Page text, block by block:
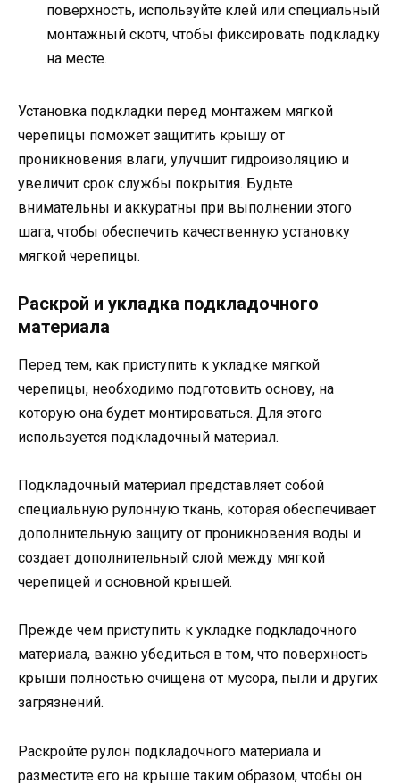
поверхность, используйте клей или специальный
монтажный скотч, чтобы фиксировать подкладку
на месте.
Установка подкладки перед монтажем мягкой
черепицы поможет защитить крышу от
проникновения влаги, улучшит гидроизоляцию и
увеличит срок службы покрытия. Будьте
внимательны и аккуратны при выполнении этого
шага, чтобы обеспечить качественную установку
мягкой черепицы.
Раскрой и укладка подкладочного
материала
Перед тем, как приступить к укладке мягкой
черепицы, необходимо подготовить основу, на
которую она будет монтироваться. Для этого
используется подкладочный материал.
Подкладочный материал представляет собой
специальную рулонную ткань, которая обеспечивает
дополнительную защиту от проникновения воды и
создает дополнительный слой между мягкой
черепицей и основной крышей.
Прежде чем приступить к укладке подкладочного
материала, важно убедиться в том, что поверхность
крыши полностью очищена от мусора, пыли и других
загрязнений.
Раскройте рулон подкладочного материала и
разместите его на крыше таким образом, чтобы он